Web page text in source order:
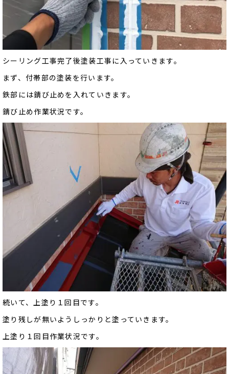
シーリング工事完了後塗装工事に入っていきます。
まず、付帯部の塗装を行います。
鉄部には錆び止めを入れていきます。
錆び止め作業状況です。
続いて、上塗り１回目です。
塗り残しが無いようしっかりと塗っていきます。
上塗り１回目作業状況です。